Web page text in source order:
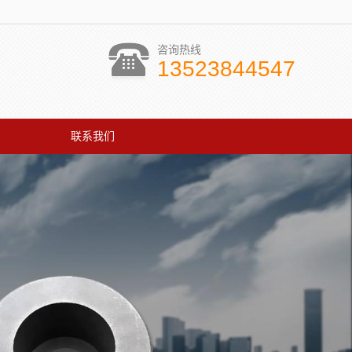
咨询热线
13523844547
联系我们